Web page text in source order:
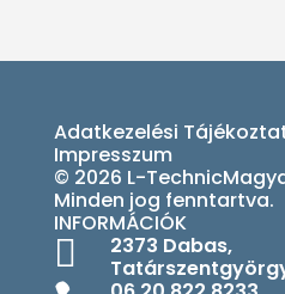
Adatkezelési
Impresszum
© 2026 L-
Minden jog fenntartva.
INFORMÁCIÓK

2373 Dabas,